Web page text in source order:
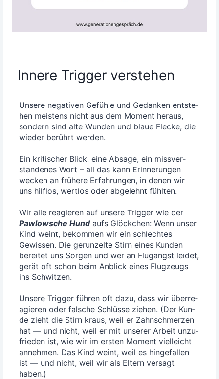
Innere Trigger verstehen
Unse­re nega­ti­ven Gefüh­le und Gedan­ken ent­ste­
hen meis­tens nicht aus dem Moment her­aus,
son­dern sind alte Wun­den und blaue Fle­cke, die
wie­der berührt wer­den.
Ein kri­ti­scher Blick, eine Absa­ge, ein miss­ver­
stan­de­nes Wort – all das kann Erin­ne­run­gen
wecken an frü­he­re Erfah­run­gen, in denen wir
uns hilf­los, wert­los oder abge­lehnt fühl­ten.
Wir alle reagie­ren auf unse­re Trig­ger wie der
Paw­low­sche Hundaufs Glöck­chen: Wenn unser
Kind weint, bekom­men wir ein schlech­tes
Gewis­sen. Die gerun­zel­te Stirn eines Kun­den
berei­tet uns Sor­gen und wer an Flug­angst lei­det,
gerät oft schon beim Anblick eines Flug­zeugs
ins Schwit­zen.
Unse­re Trig­ger füh­ren oft dazu, dass wir über­re­
agie­ren oder fal­sche Schlüs­se zie­hen. (Der Kun­
de zieht die Stirn kraus, weil er Zahn­schmer­zen
hat — und nicht, weil er mit unse­rer Arbeit unzu­
frie­den ist, wie wir im ers­ten Moment viel­leicht
anneh­men. Das Kind weint, weil es hin­ge­fal­len
ist — und nicht, weil wir als Eltern ver­sagt
haben.)